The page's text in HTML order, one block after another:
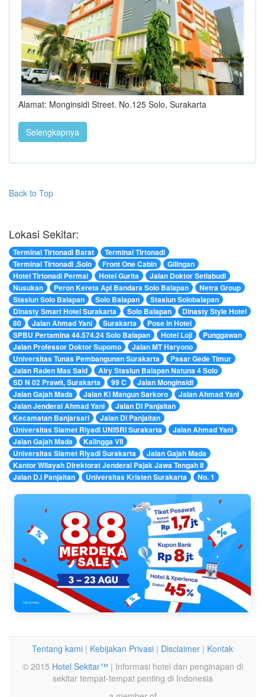
Alamat: Monginsidi Street. No.125 Solo, Surakarta
Selengkapnya
Back to Top
Lokasi Sekitar:
Terminal Tirtonadi Barat
Terminal Tirtonadi
Terminal Tirtonadi ,Solo
Front One Cabin
Gilingan
Hotel Tirtonadi Permai
Hotel Gurita
Jalan Doktor Setiabudi
Nusukan
Peron Kereta Api Bandara Solo Balapan
Netra Group
Stasiun Solo Balapan
Solo Balapan
Stasiun Solobalapan
Dinasty Smart Hotel Surakarta
Solo Balapan
Dinasty Style Hotel
80
Jalan Ahmad Yani Surakarta
Pose In Hotel
SPBU Pertamina 44.574.24 Solo Balapan
Hotel Loji
Punggawan
Jalan Professor Doktor Supomo
Jalan MT Haryono
Universitas Tunas Pembangunan Surakarta
Pasar Gede Timur
Jalan Raden Mas Said
Airy Stasiun Balapan Natuna 4 Solo
SD N 02 Prawit, Surakarta
99 C
Jalan Monginsidi
Jalan Gajah Mada
Jalan Ki Mangun Sarkoro
Jalan Ahmad Yani
Jalan Jenderal Ahmad Yani
Jalan DI Panjaitan
Kecamatan Banjarsari
Jalan Di Panjaitan
Universitas Slamet Riyadi UNISRI Surakarta
Jalan Ahmad Yani
Jalan Gajah Mada
Kalingga VII
Universitas Slamet Riyadi Surakarta
Jalan Gajah Mada
Kantor Wilayah Direktorat Jenderal Pajak Jawa Tengah II
Jalan D.I Panjaitan
Universitas Kristen Surakarta No. 1
Tentang kami | Kebijakan Privasi | Disclaimer | Kontak
© 2015 Hotel Sekitar™ | Informasi hotel dan penginapan di
sekitar tempat-tempat penting di Indonesia